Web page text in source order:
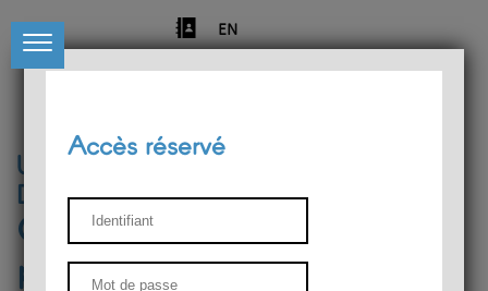
EN
Université de Liège
Département de philosophie
Centre de recherches
phénoménologiques
Accès réservé